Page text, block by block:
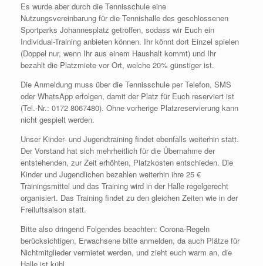
Es wurde aber durch die Tennisschule eine
Nutzungsvereinbarung für die Tennishalle des geschlossenen
Sportparks Johannesplatz getroffen, sodass wir Euch ein
Individual-Training anbieten können. Ihr könnt dort Einzel spielen
(Doppel nur, wenn Ihr aus einem Haushalt kommt) und Ihr
bezahlt die Platzmiete vor Ort, welche 20% günstiger ist.
Die Anmeldung muss über die Tennisschule per Telefon, SMS
oder WhatsApp erfolgen, damit der Platz für Euch reserviert ist
(Tel.-Nr.: 0172 8067480). Ohne vorherige Platzreservierung kann
nicht gespielt werden.
Unser Kinder- und Jugendtraining findet ebenfalls weiterhin statt.
Der Vorstand hat sich mehrheitlich für die Übernahme der
entstehenden, zur Zeit erhöhten, Platzkosten entschieden. Die
Kinder und Jugendlichen bezahlen weiterhin ihre 25 €
Trainingsmittel und das Training wird in der Halle regelgerecht
organisiert. Das Training findet zu den gleichen Zeiten wie in der
Freiluftsaison statt.
Bitte also dringend Folgendes beachten: Corona-Regeln
berücksichtigen, Erwachsene bitte anmelden, da auch Plätze für
Nichtmitglieder vermietet werden, und zieht euch warm an, die